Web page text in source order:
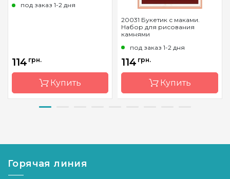
под заказ 1-2 дня
114 грн.
Купить
производитель
Зашивка
20031 Букетик с маками.
Набор для рисования
камнями
под заказ 1-2 дня
114 грн.
Купить
Горячая линия